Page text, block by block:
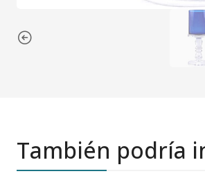
También podría